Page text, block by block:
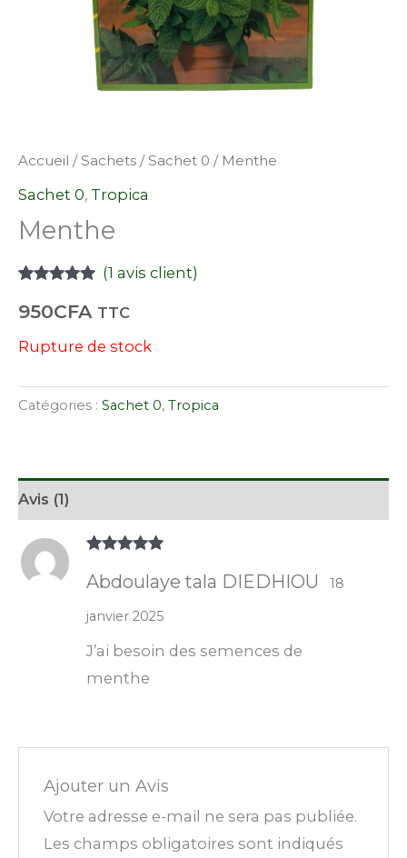
Accueil /Sachets /Sachet 0 / Menthe
Sachet 0, Tropica
Menthe
sur 5 basé
client
(1 avis client)
950CFA TTC
Rupture de stock
Catégories : Sachet 0, Tropica
Avis (1)
5
Abdoulaye tala DIEDHIOU
18
janvier 2025
J’ai besoin des semences de
menthe
Ajouter un Avis
Votre adresse e-mail ne sera pas publiée.
Les champs obligatoires sont indiqués